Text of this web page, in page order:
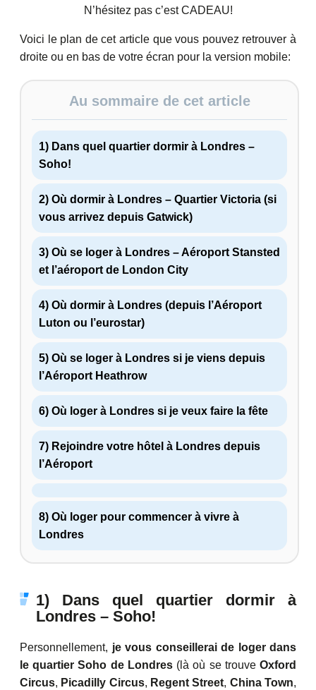
N’hésitez pas c’est CADEAU!
Voici le plan de cet article que vous pouvez retrouver à
droite ou en bas de votre écran pour la version mobile:
Au sommaire de cet article
1) Dans quel quartier dormir à Londres –
Soho!
2) Où dormir à Londres – Quartier Victoria (si
vous arrivez depuis Gatwick)
3) Où se loger à Londres – Aéroport Stansted
et l’aéroport de London City
4) Où dormir à Londres (depuis l’Aéroport
Luton ou l’eurostar)
5) Où se loger à Londres si je viens depuis
l’Aéroport Heathrow
6) Où loger à Londres si je veux faire la fête
7) Rejoindre votre hôtel à Londres depuis
l’Aéroport
8) Où loger pour commencer à vivre à
Londres
1) Dans quel quartier dormir à
Londres – Soho!
Personnellement, je vous conseillerai de loger dans
le quartier Soho de Londres(là où se trouveOxford
Circus, Picadilly Circus, Regent Street, China Town,